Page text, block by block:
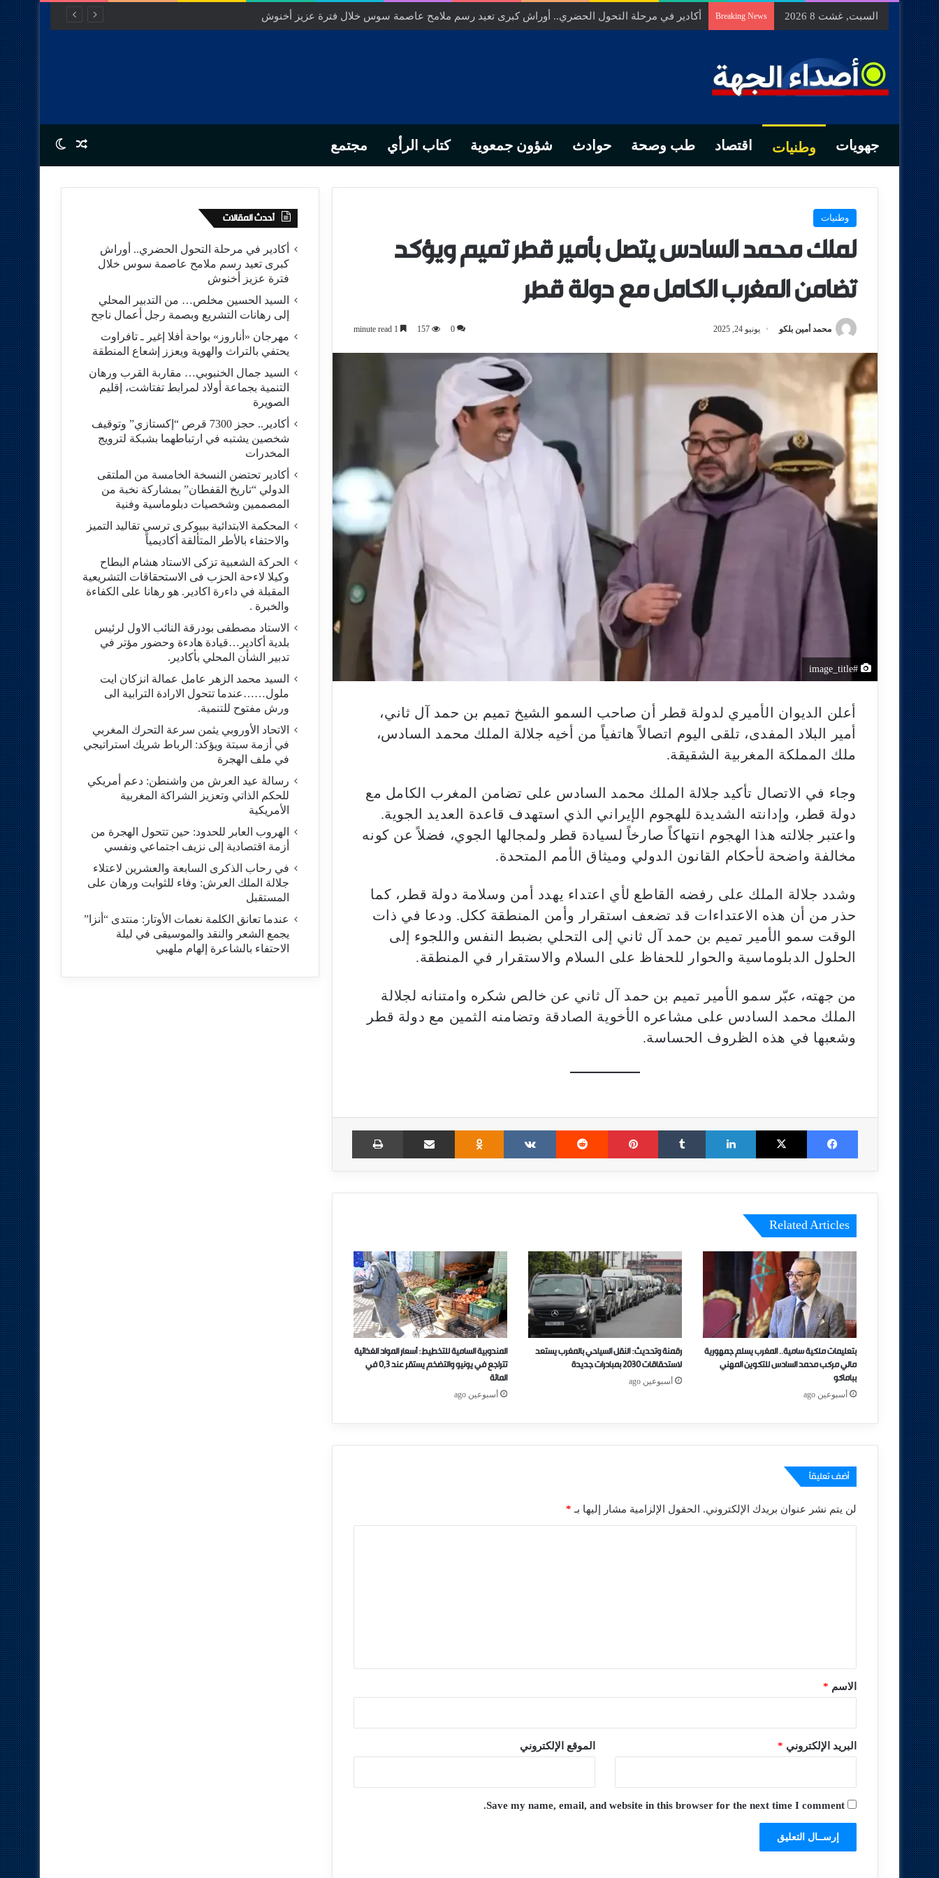
السبت, غشت 8 2026 Breaking News أكادير في مرحلة التحول الحضري.. أوراش كبرى تعيد رسم ملامح عاصمة سوس خلال فترة عزيز أخنوش
جهويات وطنيات اقتصاد طب وصحة حوادث شؤون جمعوية كتاب الرأي مجتمع Random Article
Switch skin
وطنيات
لملك محمد السادس يتصل بأمير قطر تميم ويؤكد
تضامن المغرب الكامل مع دولة قطر
محمد أمين بلكو يونيو 24, 2025 0
157
#image_title
أعلن الديوان الأميري لدولة قطر أن صاحب السمو الشيخ تميم بن حمد آل ثاني،
أمير البلاد المفدى، تلقى اليوم اتصالاً هاتفياً من أخيه جلالة الملك محمد السادس،
ملك المملكة المغربية الشقيقة.
وجاء في الاتصال تأكيد جلالة الملك محمد السادس على تضامن المغرب الكامل مع
دولة قطر، وإدانته الشديدة للهجوم الإيراني الذي استهدف قاعدة العديد الجوية.
واعتبر جلالته هذا الهجوم انتهاكاً صارخاً لسيادة قطر ولمجالها الجوي، فضلاً عن كونه
مخالفة واضحة لأحكام القانون الدولي وميثاق الأمم المتحدة.
وشدد جلالة الملك على رفضه القاطع لأي اعتداء يهدد أمن وسلامة دولة قطر، كما
حذر من أن هذه الاعتداءات قد تضعف استقرار وأمن المنطقة ككل. ودعا في ذات
الوقت سمو الأمير تميم بن حمد آل ثاني إلى التحلي بضبط النفس واللجوء إلى
الحلول الدبلوماسية والحوار للحفاظ على السلام والاستقرار في المنطقة.
من جهته، عبّر سمو الأمير تميم بن حمد آل ثاني عن خالص شكره وامتنانه لجلالة
الملك محمد السادس على مشاعره الأخوية الصادقة وتضامنه الثمين مع دولة قطر
وشعبها في هذه الظروف الحساسة.
Facebook
X
LinkedIn
Tumblr
Pinterest
Reddit
VKontakte
Odnoklassniki
Share via Email
Print
Related Articles
بتعليمات ملكية سامية.. المغرب يسلم جمهورية
مالي مركب محمد السادس للتكوين المهني
بباماكو
أسبوعين ago
رقمنة وتحديث: النقل السياحي بالمغرب يستعد
لاستحقاقات 2030 بمبادرات جديدة
أسبوعين ago
المندوبية السامية للتخطيط: أسعار المواد الغذائية
تتراجع في يونيو والتضخم يستقر عند 0,3 في
المائة
أسبوعين ago
أضف تعليقاً
لن يتم نشر عنوان بريدك الإلكتروني. الحقول الإلزامية مشار إليها بـ *
*الاسم *
البريد الإلكتروني * الموقع الإلكتروني
Save my name, email, and website in this browser for the next time I comment.
أحدث المقالات
أكادير في مرحلة التحول الحضري.. أوراش
كبرى تعيد رسم ملامح عاصمة سوس خلال
فترة عزيز أخنوش
السيد الحسين مخلص… من التدبير المحلي
إلى رهانات التشريع وبصمة رجل أعمال ناجح
مهرجان «أناروز» بواحة أفلا إغير ـ تافراوت
يحتفي بالتراث والهوية ويعزز إشعاع المنطقة
السيد جمال الخنبوبي… مقاربة القرب ورهان
التنمية بجماعة أولاد لمرابط تفتاشت، إقليم
الصويرة
أكادير.. حجز 7300 قرص “إكستازي” وتوقيف
شخصين يشتبه في ارتباطهما بشبكة لترويج
المخدرات
أكادير تحتضن النسخة الخامسة من الملتقى
الدولي “تاريخ القفطان” بمشاركة نخبة من
المصممين وشخصيات دبلوماسية وفنية
المحكمة الابتدائية ببيوكرى ترسي تقاليد التميز
والاحتفاء بالأطر المتألقة أكاديمياً
الحركة الشعبية تزكى الاستاد هشام البطاح
وكيلا لاءحة الحزب فى الاستحقاقات التشريعية
المقبلة في داءرة اكادير. هو رهانا على الكفاءة
والخبرة .
الاستاد مصطفى بودرقة النائب الاول لرئيس
بلدية أكادير…قيادة هادءة وحضور مؤتر في
تدبير الشأن المحلي بأكادير.
السيد محمد الزهر عامل عمالة انزكان ايت
ملول……عندما تتحول الارادة الترابية الى
ورش مفتوح للتنمية.
الاتحاد الأوروبي يثمن سرعة التحرك المغربي
في أزمة سبتة ويؤكد: الرباط شريك استراتيجي
في ملف الهجرة
رسالة عيد العرش من واشنطن: دعم أمريكي
للحكم الذاتي وتعزيز الشراكة المغربية
الأمريكية
​الهروب العابر للحدود: حين تتحول الهجرة من
أزمة اقتصادية إلى نزيف اجتماعي ونفسي
في رحاب الذكرى السابعة والعشرين لاعتلاء
جلالة الملك العرش: وفاء للثوابت ورهان على
المستقبل
​عندما تعانق الكلمة نغمات الأوتار: منتدى “أنزا”
يجمع الشعر والنقد والموسيقى في ليلة
الاحتفاء بالشاعرة إلهام ملهبي